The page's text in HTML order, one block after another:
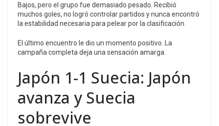
Bajos, pero el grupo fue demasiado pesado. Recibió
muchos goles, no logró controlar partidos y nunca encontró
la estabilidad necesaria para pelear por la clasificación.
El último encuentro le dio un momento positivo. La
campaña completa deja una sensación amarga.
Japón 1-1 Suecia: Japón
avanza y Suecia
sobrevive